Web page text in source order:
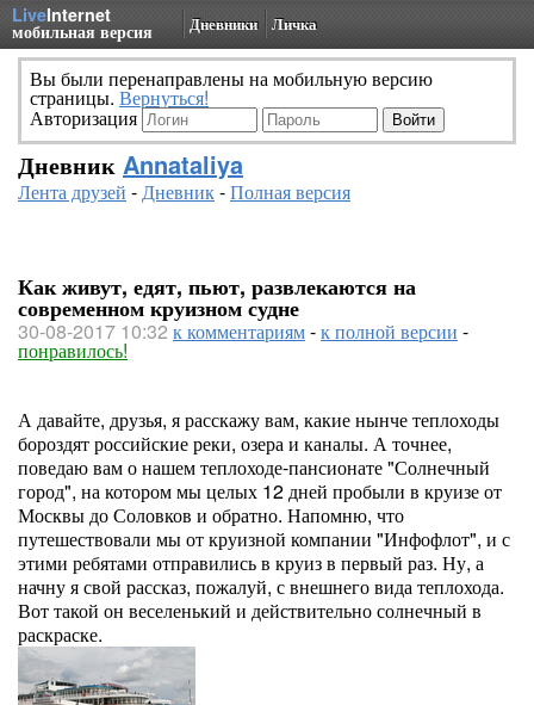
LiveInternet
мобильная версия Дневники Личка
Вы были перенаправлены на мобильную версию
страницы. Вернуться!
Авторизация
Дневник Annataliya
Лента друзей -Дневник-Полная версия
Как живут, едят, пьют, развлекаются на
современном круизном судне
30-08-2017 10:32 к комментариям-к полной версии -
понравилось!
А давайте, друзья, я расскажу вам, какие нынче теплоходы
бороздят российские реки, озера и каналы. А точнее,
поведаю вам о нашем теплоходе-пансионате "Солнечный
город", на котором мы целых 12 дней пробыли в круизе от
Москвы до Соловков и обратно. Напомню, что
путешествовали мы от круизной компании "Инфофлот", и с
этими ребятами отправились в круиз в первый раз. Ну, а
начну я свой рассказ, пожалуй, с внешнего вида теплохода.
Вот такой он веселенький и действительно солнечный в
раскраске.